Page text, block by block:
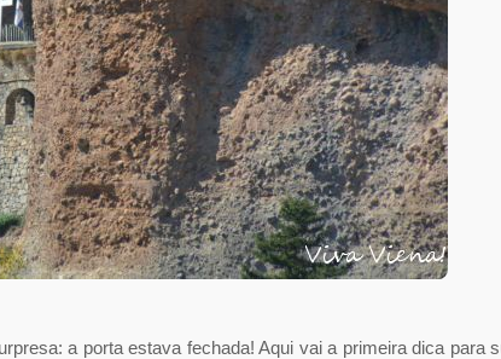
a porta estava fechada! Aqui vai a primeira dica para